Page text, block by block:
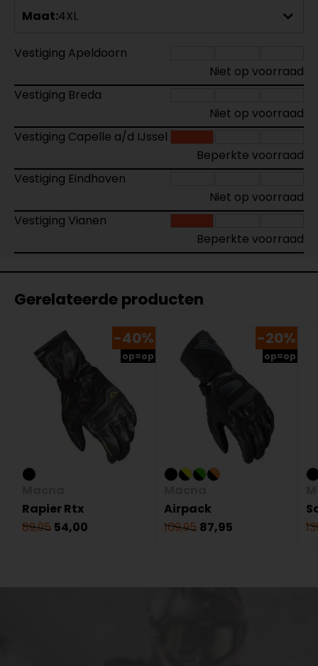
Maat:4XL
Vestiging Apeldoorn
Niet op voorraad
Vestiging Breda
Niet op voorraad
Vestiging Capelle a/d IJssel
Beperkte voorraad
Vestiging Eindhoven
Niet op voorraad
Vestiging Vianen
Beperkte voorraad
Gerelateerde producten
-40%
op=op
Rapier Rtx
89,95 54,00
-20%
op=op
Airpack
109,95 87,95